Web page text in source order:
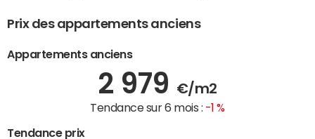
Prix des appartements anciens
Appartements anciens
2 979 €/m2
Tendance sur 6 mois : -1 %
Tendance prix